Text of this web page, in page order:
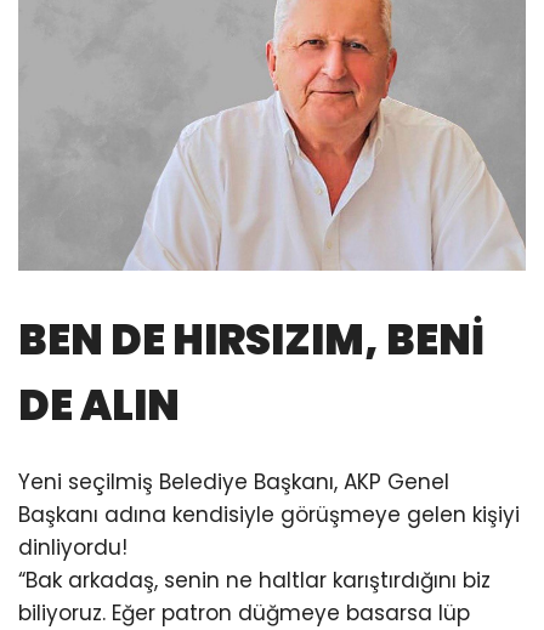
BEN DE HIRSIZIM, BENİ
DE ALIN
Yeni seçilmiş Belediye Başkanı, AKP Genel
Başkanı adına kendisiyle görüşmeye gelen kişiyi
dinliyordu!
“Bak arkadaş, senin ne haltlar karıştırdığını biz
biliyoruz. Eğer patron düğmeye basarsa lüp